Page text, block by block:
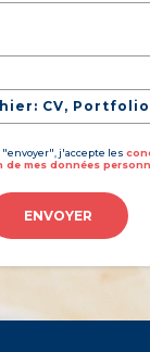
CV, Portfolio
j'accepte les
mes données
ENVOYER